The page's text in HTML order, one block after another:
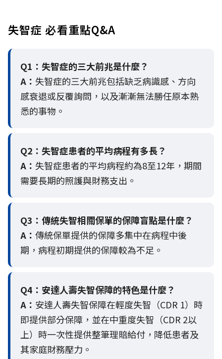
失智症 必看重點Q&A
Q1：失智症的三大前兆是什麼？
A： 失智症的三大前兆包括缺乏病識感、方向
感衰退或反覆詢問，以及漸漸無法勝任原本熟
悉的事物。
Q2： 失智症患者的平均病程有多長？
A： 失智症患者的平均病程約為8至12年，期間
需要長期的照護與財務支出。
Q3： 傳統失智相關保單的保障盲點是什麼？
A： 傳統保單提供的保障多集中在病程中後
期，病程初期提供的保障較為不足。
Q4： 安達人壽失智保障的特色是什麼？
A： 安達人壽失智保障在輕度失智（CDR 1）時
即提供部分保障，並在中重度失智（CDR 2以
上）時一次性提供整筆理賠給付，降低患者及
其家庭財務壓力。